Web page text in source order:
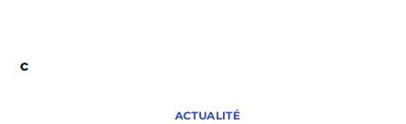
ACTUALITÉ